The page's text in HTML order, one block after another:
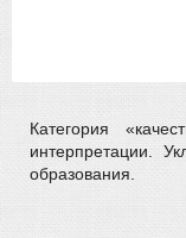
Категория
интерпретации.
образования.